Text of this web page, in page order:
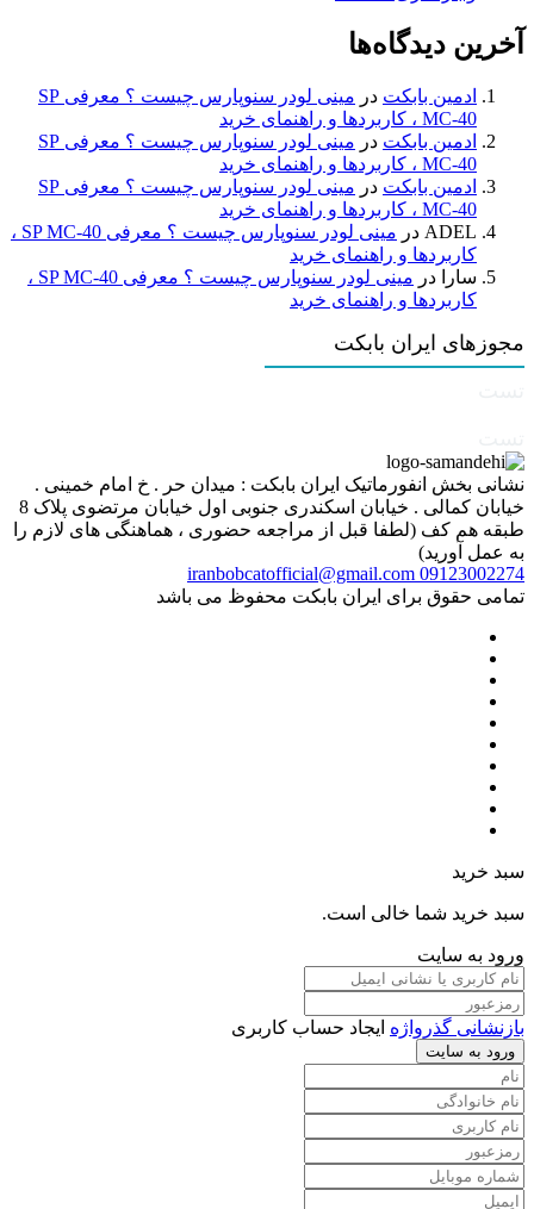
آخرین دیدگاه‌ها
ادمین بابکت در
مینی لودر سنوپارس چیست ؟ معرفی SP
MC-40 ، کاربردها و راهنمای خرید
ادمین بابکت در
مینی لودر سنوپارس چیست ؟ معرفی SP
MC-40 ، کاربردها و راهنمای خرید
ادمین بابکت در
مینی لودر سنوپارس چیست ؟ معرفی SP
MC-40 ، کاربردها و راهنمای خرید
ADEL در
مینی لودر سنوپارس چیست ؟ معرفی SP MC-40 ،
کاربردها و راهنمای خرید
سارا
در
مینی لودر سنوپارس چیست ؟ معرفی SP MC-40 ،
کاربردها و راهنمای خرید
مجوزهای ایران بابکت
نشانی بخش انفورماتیک ایران بابکت : میدان حر . خ امام خمینی .
خیابان کمالی . خیابان اسکندری جنوبی اول خیابان مرتضوی پلاک 8
طبقه هم کف (لطفا قبل از مراجعه حضوری ، هماهنگی های لازم را
به عمل آورید)
09123002274
iranbobcatofficial@gmail.com
تمامی حقوق برای ایران بابکت محفوظ می باشد
سبد خرید
سبد خرید شما خالی است.
ورود به سایت
بازنشانی گذرواژه ایجاد حساب کاربری
ورود به سایت